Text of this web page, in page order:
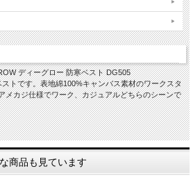
ディーグロー 防寒ベスト DG505
トです。表地綿100%キャンバス素材のワークスタ
メカジ仕様でワーク、カジュアルどちらのシーンで
商品も見ています